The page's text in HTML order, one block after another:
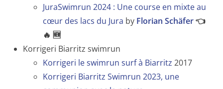
JuraSwimrun 2024 : Une course en mixte au
cœur des lacs du Jura by Florian Schäfer👈
🔥 🆕
Korrigeri Biarritz swimrun
Korrigeri le swimrun surf à Biarritz 2017
Korrigeri Biarritz Swimrun 2023, une